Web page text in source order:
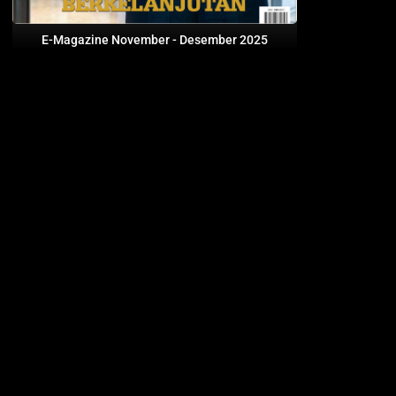
E-Magazine November - Desember 2025